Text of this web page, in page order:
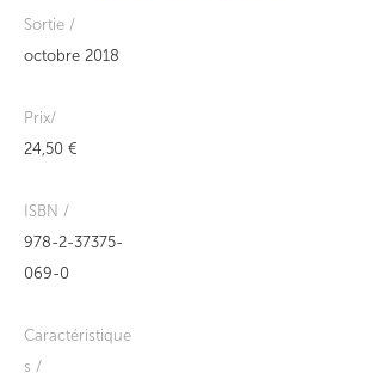
Sortie /
octobre 2018
Prix/
24,50 €
ISBN /
978-2-37375-
069-0
Caractéristique
s /